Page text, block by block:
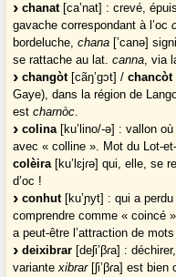
chanat [ca’nat] : crevé,
gavache correspondant à l’oc
bordeluche,chana [’canə]
se rattache au lat.canna, via
changòt [cãŋ’gɔt] /chancòt
Gaye), dans la région de
estcharnòc.
colina [ku’lino/-ə] : vallon
avec « colline ». Mot du Lot-
colèira [ku’lɛjɾə] qui, elle, se
d’oc !
conhut [ku’ɲyt] : qui a
comprendre comme « coincé
a peut-être l’attraction de
deixibrar [deʃi’βɾa] :
variantexibrar[ʃi’βɾa] est